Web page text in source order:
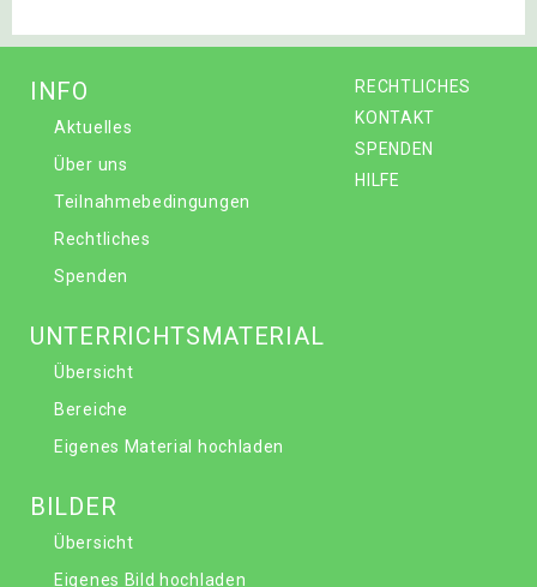
RECHTLICHES
KONTAKT
SPENDEN
HILFE
INFO
Aktuelles
Über uns
Teilnahmebedingungen
Rechtliches
Spenden
UNTERRICHTSMATERIAL
Übersicht
Bereiche
Eigenes Material hochladen
BILDER
Übersicht
Eigenes Bild hochladen